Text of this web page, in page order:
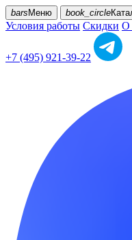
bars Меню book_circle
Условия работы Скидки О
+7 (495) 921-39-22